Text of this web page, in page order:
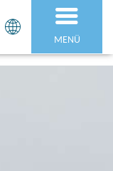
MENÜ